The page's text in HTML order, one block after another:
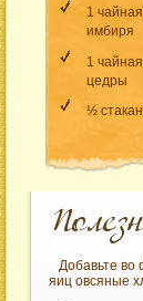
1
имбиря
1
цедры
½
Добавьте во
яиц овсяные